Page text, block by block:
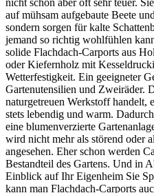
nicht schön aber oft sehr teuer.
auf mühsam aufgebaute Beete
sondern sorgen für kalte
jemand so richtig wohlfühlen
solide Flachdach-Carports aus
oder Kiefernholz mit
Wetterfestigkeit. Ein geeigneter
Gartenutensilien und Zweiräder.
naturgetreuen Werkstoff handelt,
stets lebendig und warm.
eine blumenverzierte
wird nicht mehr als störend oder
angesehen. Eher schon werden
Bestandteil des Gartens. Und in
Einblick auf Ihr Eigenheim Sie
kann man Flachdach-Carports